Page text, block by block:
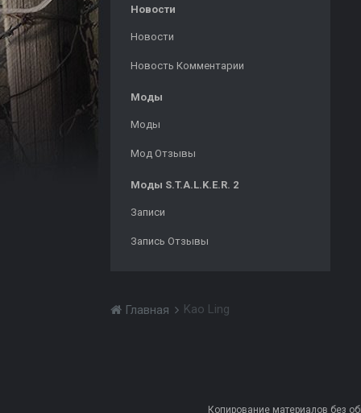
Новости
Новости
Новость Комментарии
Моды
Моды
Мод Отзывы
Моды S.T.A.L.K.E.R. 2
Записи
Запись Отзывы
Главная Kao Ling
Копирование материалов без